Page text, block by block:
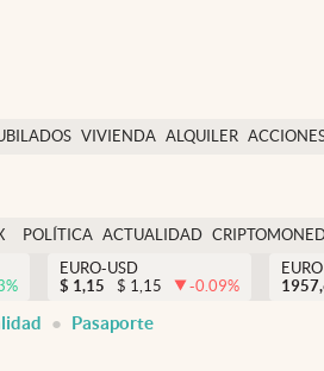
VIVIENDA ALQUILER
POLÍTICA ACTUALIDAD
%
EURO-USD
$ 1,15 $ 1,15 -0.09%
Pasaporte